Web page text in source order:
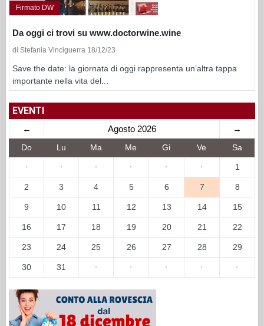
Firmato DW
Da oggi ci trovi su www.doctorwine.wine
di Stefania Vinciguerra 18/12/23
Save the date: la giornata di oggi rappresenta un’altra tappa
importante nella vita del...
EVENTI
← Agosto 2026 →
Do Lu Ma Me Gi Ve Sa
· · · · · · 1
2 3 4 5 6 7 8
9 10 11 12 13 14 15
16 17 18 19 20 21 22
23 24 25 26 27 28 29
30 31 · · · · ·